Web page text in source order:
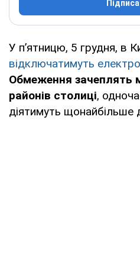
У пʼятницю, 5 грудня, в
відключатимуть
Обмеження зачеплять
районів столиці,
діятимуть щонайбільше